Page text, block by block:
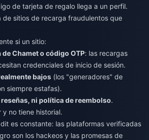
de tarjeta de regalo llega a un perfil.
de sitios de recarga fraudulentos que
si un sitio:
Chamet o código OTP: las recargas
credenciales de inicio de sesión.
bajos (los "generadores" de
siempre estafas).
reseñas, ni política de reembolso.
y no tiene historial.
es constante: las plataformas verificadas
son los hackeos y las promesas de